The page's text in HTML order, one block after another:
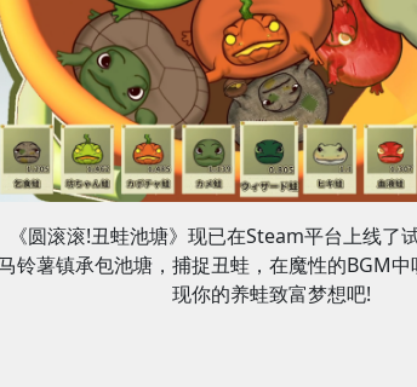
《圆滚滚!丑蛙池塘》现已在Steam平台上线了
铃薯镇承包池塘，捕捉丑蛙，在魔性的BGM
现你的养蛙致富梦想吧!